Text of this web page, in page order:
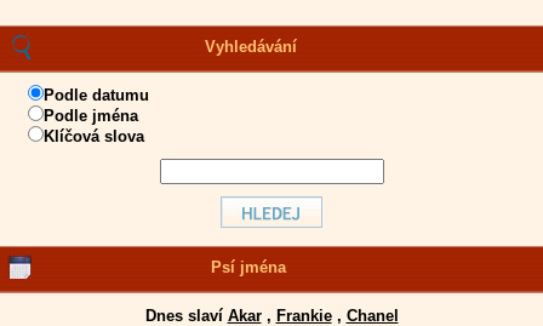
Vyhledávání
Podle datumu
Podle jména
Klíčová slova
Psí jména
Dnes slaví Akar, Frankie, Chanel